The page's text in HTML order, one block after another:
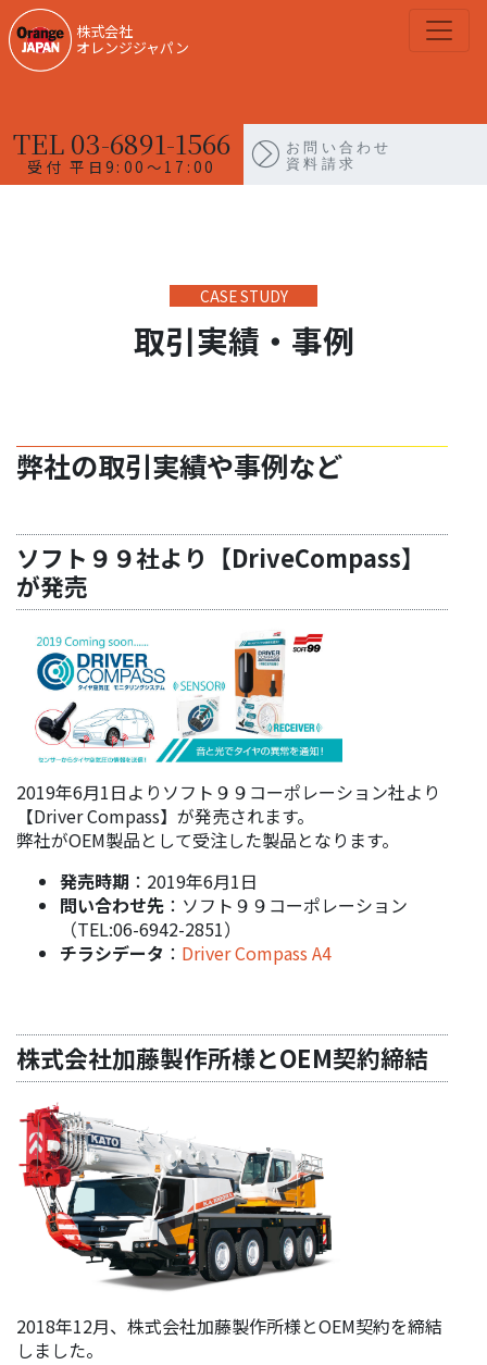
株式会社
オレンジジャパン
TEL 03-6891-1566
受付 平日9:00〜17:00
お問い合わせ
資料請求
取引実績・事例
弊社の取引実績や事例など
ソフト９９社より【DriveCompass】
が発売
2019年6月1日よりソフト９９コーポレーション社より
【Driver Compass】が発売されます。
弊社がOEM製品として受注した製品となります。
発売時期 ：2019年6月1日
問い合わせ先 ：ソフト９９コーポレーション
（TEL:06-6942-2851）
チラシデータ ： Driver Compass A4
株式会社加藤製作所様とOEM契約締結
2018年12月、株式会社加藤製作所様とOEM契約を締結
しました。